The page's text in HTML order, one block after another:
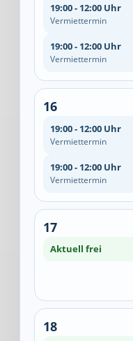
19:00 - 12:00 Uhr
Vermiettermin
19:00 - 12:00 Uhr
Vermiettermin
16
19:00 - 12:00 Uhr
Vermiettermin
19:00 - 12:00 Uhr
Vermiettermin
17
Aktuell frei
18